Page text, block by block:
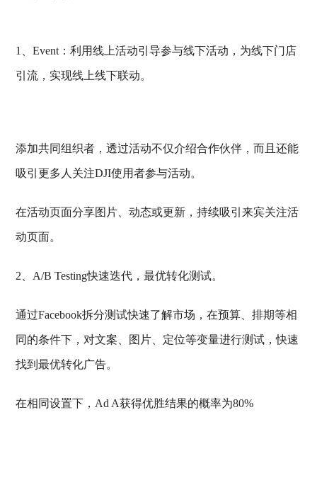
1、Event：利用线上活动引导参与线下活动，为线下门店
引流，实现线上线下联动。
添加共同组织者，透过活动不仅介绍合作伙伴，而且还能
吸引更多人关注DJI使用者参与活动。
在活动页面分享图片、动态或更新，持续吸引来宾关注活
动页面。
2、A/B Testing快速迭代，最优转化测试。
通过Facebook拆分测试快速了解市场，在预算、排期等相
同的条件下，对文案、图片、定位等变量进行测试，快速
找到最优转化广告。
在相同设置下，Ad A获得优胜结果的概率为80%